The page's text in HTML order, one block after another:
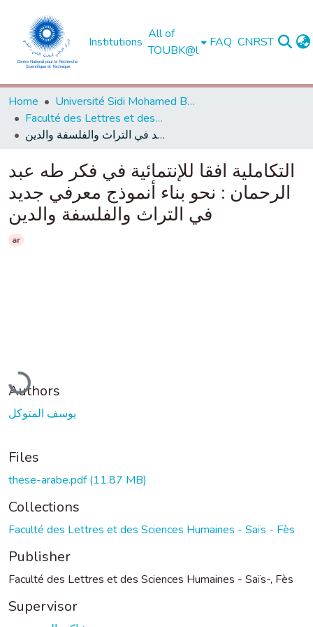
Institutions
All of
TOUBK@l
FAQ CNRST
Home
Université Sidi Mohamed Ben Abdellah de Fès
Faculté des Lettres et des Sciences Humaines - Saïs - Fès
التكاملية افقا للإنتمائية في فكر طه عبد الرحمان : نحو بناء أنموذج معرفي جديد في التراث والفلسفة والدين
التكاملية افقا للإنتمائية في فكر طه عبد
الرحمان : نحو بناء أنموذج معرفي جديد
في التراث والفلسفة والدين
ar
Loading...
Authors
يوسف المتوكل
Files
these-arabe.pdf(11.87 MB)
Collections
Faculté des Lettres et des Sciences Humaines - Saïs - Fès
Publisher
Faculté des Lettres et des Sciences Humaines - Saïs-, Fès
Supervisor